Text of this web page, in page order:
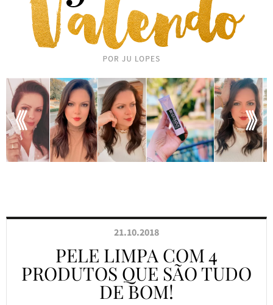
21.10.2018
PELE LIMPA COM 4
PRODUTOS QUE SÃO TUDO
DE BOM!